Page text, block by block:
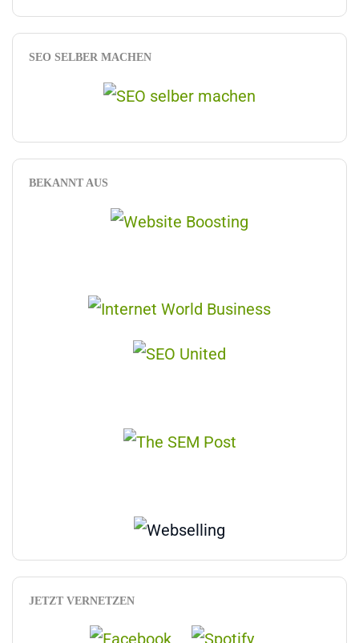
SEO SELBER MACHEN
BEKANNT AUS
JETZT VERNETZEN